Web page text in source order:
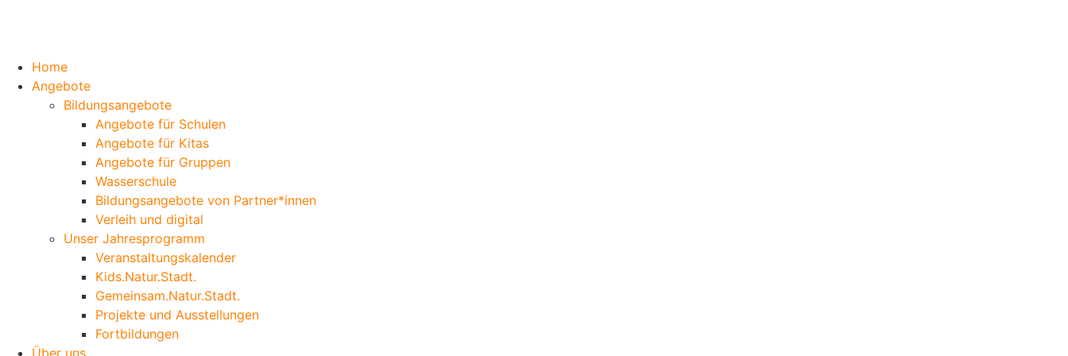
Home
Angebote
Bildungsangebote
Angebote für Schulen
Angebote für Kitas
Angebote für Gruppen
Wasserschule
Bildungsangebote von Partner*innen
Verleih und digital
Unser Jahresprogramm
Veranstaltungskalender
Kids.Natur.Stadt.
Gemeinsam.Natur.Stadt.
Projekte und Ausstellungen
Fortbildungen
Über uns